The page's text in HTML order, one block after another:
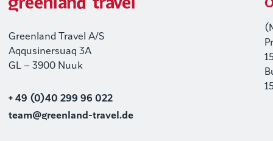
Greenland Travel A/S
Aqqusinersuaq 3A
GL – 3900 Nuuk
+ 49 (0)40 299 96 022
team@greenland-travel.de